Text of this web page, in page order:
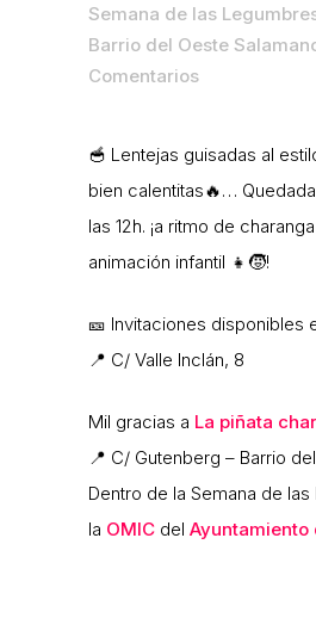
Semana de las
Barrio del Oeste
Comentarios
🥣 Lentejas guisadas al
bien calentitas🔥…
las 12h. ¡a ritmo de
animación infantil 👧🧒!
🎫 Invitaciones disponibles
📍 C/ Valle Inclán, 8
Mil gracias a La piñata
📍 C/ Gutenberg – Barrio
Dentro de la Semana de
la OMIC del Ayuntamiento